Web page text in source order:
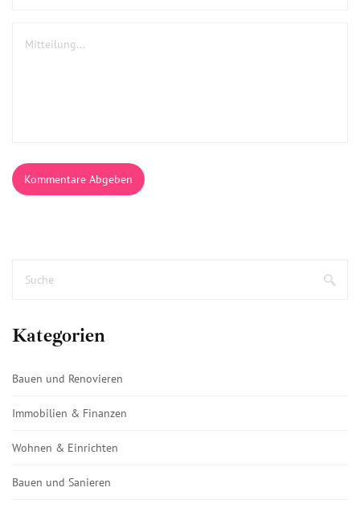
Kommentare Abgeben
Kategorien
Bauen und Renovieren
Immobilien & Finanzen
Wohnen & Einrichten
Bauen und Sanieren